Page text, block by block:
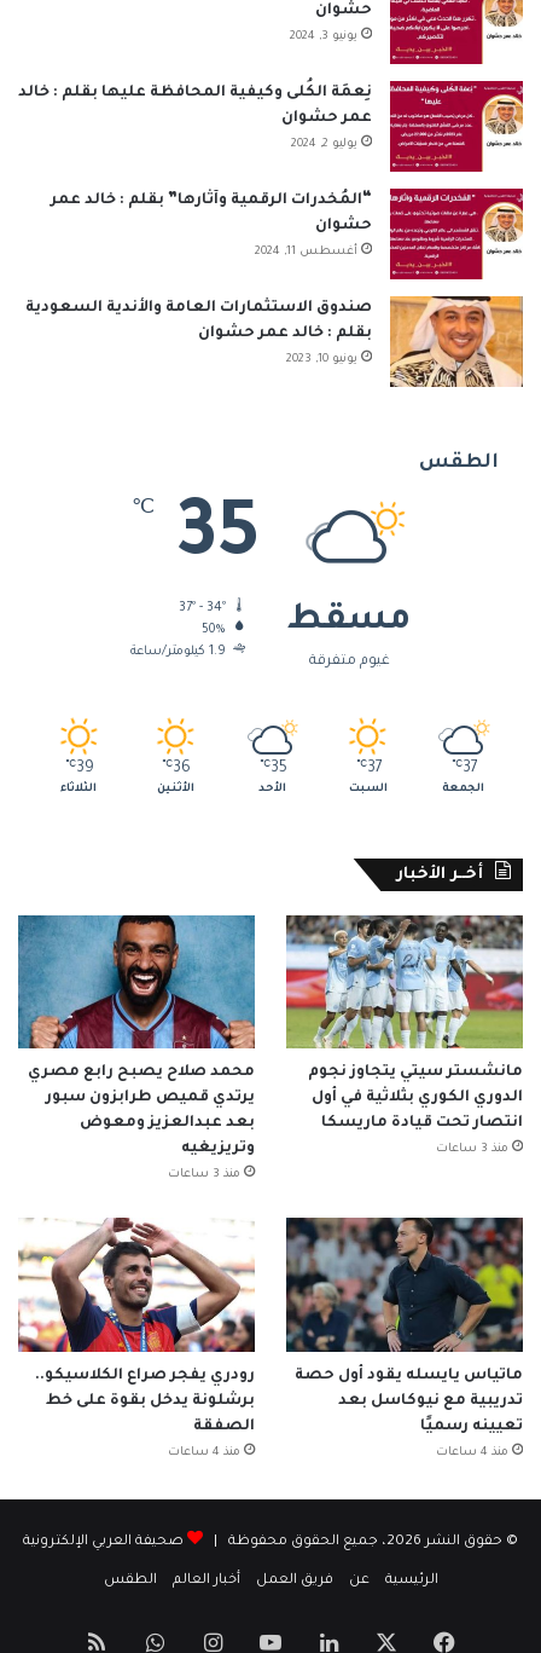
حشوان
يونيو 3, 2024
نِعمَة الكُلى وكيفية المحافظة عليها بقلم : خالد
عمر حشوان
يوليو 2, 2024
“المُخدرات الرقمية وآثارها” بقلم : خالد عمر
حشوان
أغسطس 11, 2024
صندوق الاستثمارات العامة والأندية السعودية
بقلم : خالد عمر حشوان
يونيو 10, 2023
الطقس
مسقط
غيوم متفرقة
35
℃
50%
1.9 كيلومتر/ساعة
37
℃
الجمعة
37
℃
السبت
35
℃
الأحد
36
℃
الأثنين
39
℃
الثلاثاء
أخــر الأخبار
مانشستر سيتي يتجاوز نجوم
الدوري الكوري بثلاثية في أول
انتصار تحت قيادة ماريسكا
منذ 3 ساعات
محمد صلاح يصبح رابع مصري
يرتدي قميص طرابزون سبور
بعد عبدالعزيز ومعوض
وتريزيغيه
منذ 3 ساعات
ماتياس يايسله يقود أول حصة
تدريبية مع نيوكاسل بعد
تعيينه رسميًا
منذ 4 ساعات
رودري يفجر صراع الكلاسيكو..
برشلونة يدخل بقوة على خط
الصفقة
منذ 4 ساعات
© حقوق النشر 2026، جميع الحقوق محفوظة | صحيفة العربي الإلكترونية
الرئيسية عن فريق العمل أخبار العالم الطقس
فيسبوك لينكدإن‫YouTubeانستقرامواتسابملخص